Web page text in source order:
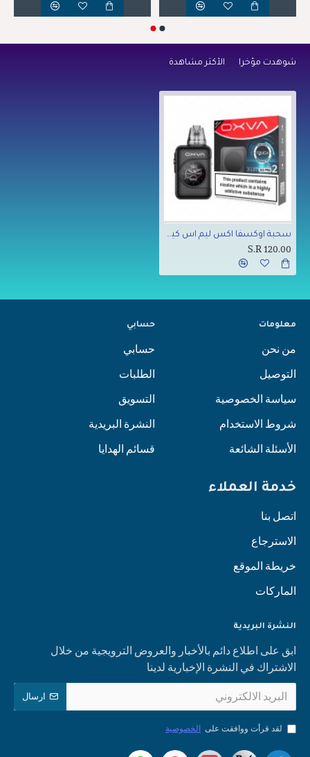
شوهدت مؤخراً الأكثر مشاهدة
سحبة اوكسفا اكس ليم اس كيو برو 2
S.R 120.00
معلومات
من نحن
التوصيل
سياسة الخصوصية
شروط الاستخدام
الأسئلة الشائعة
حسابي
حسابي
الطلبات
التسويق
النشرة البريدية
قسائم الهدايا
خدمة العملاء
اتصل بنا
الاسترجاع
خريطة الموقع
الماركات
النشرة البريدية
ابق على اطلاع دائم بالأخبار والعروض الترويجية من خلال
الاشتراك في النشرة الإخبارية لدينا
ارسال
لقد قرأت ووافقت على الخصوصية